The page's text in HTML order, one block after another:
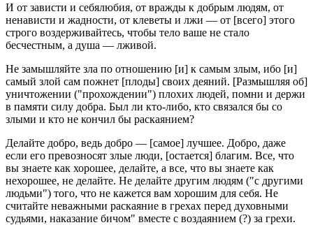
И от зависти и себялюбия, от вражды к добрым людям, от
ненависти и жадности, от клеветы и лжи — от [всего] этого
строго воздерживайтесь, чтобы тело ваше не стало
бесчестным, а душа — лживой.
Не замышляйте зла по отношению [и] к самым злым, ибо [и]
самый злой сам пожнет [плоды] своих деяний. [Размышляя об]
уничтожении ("прохождении") плохих людей, помни и держи
в памяти силу добра. Был ли кто-либо, кто связался бы со
злыми и кто не кончил бы раскаянием?
Делайте добро, ведь добро — [самое] лучшее. Добро, даже
если его превозносят злые люди, [остается] благим. Все, что
вы знаете как хорошее, делайте, а все, что вы знаете как
нехорошее, не делайте. Не делайте другим людям ("с другими
людьми") того, что не кажется вам хорошим для себя. Не
считайте неважными раскаяние в грехах перед духовными
судьями, наказание бичом" вместе с воздаянием (?) за грехи.